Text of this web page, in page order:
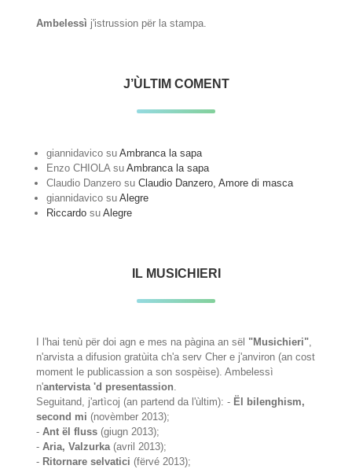
Ambelessì j'istrussion për la stampa.
J’ÙLTIM COMENT
giannidavico suAmbranca la sapa
Enzo CHIOLA suAmbranca la sapa
Claudio Danzero suClaudio Danzero, Amore di masca
giannidavico suAlegre
Riccardo suAlegre
IL MUSICHIERI
I l'hai tenù për doi agn e mes na pàgina an sël "Musichieri",
n'arvista a difusion gratùita ch'a serv Cher e j'anviron (an cost
moment le publicassion a son sospèise). Ambelessì
n'antervista 'd presentassion.
Seguitand, j'artìcoj (an partend da l'ùltim): - Ël bilenghism,
second mi (novèmber 2013);
-Ant ël fluss (giugn 2013);
-Aria, Valzurka(avril 2013);
- Ritornare selvatici (fërvé 2013);